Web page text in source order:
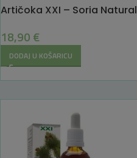
Artičoka XXI – Soria Natural
18,90 €
DODAJ U KOŠARICU